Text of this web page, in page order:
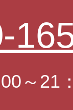
00～21